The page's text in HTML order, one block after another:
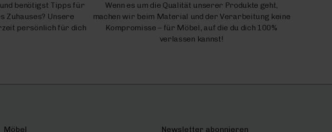
benötigst Tipps für
Zuhauses? Unsere
persönlich für dich
Wenn es um die Qualität unserer Produkte geht,
machen wir beim Material und der Verarbeitung keine
Kompromisse – für Möbel, auf die du dich 100%
verlassen kannst!
Möbel Newsletter abonnieren